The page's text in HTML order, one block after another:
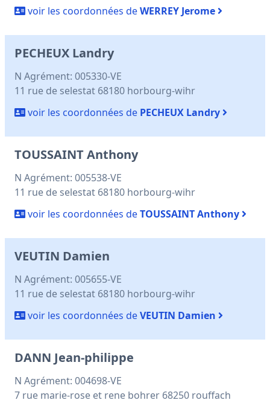
voir les coordonnées deWERREY Jerome
PECHEUX Landry
N Agrément: 005330-VE
11 rue de selestat 68180 horbourg-wihr
voir les coordonnées de PECHEUX Landry
TOUSSAINT Anthony
N Agrément: 005538-VE
11 rue de selestat 68180 horbourg-wihr
voir les coordonnées deTOUSSAINT Anthony
VEUTIN Damien
N Agrément: 005655-VE
11 rue de selestat 68180 horbourg-wihr
voir les coordonnées deVEUTIN Damien
DANN Jean-philippe
N Agrément: 004698-VE
7 rue marie-rose et rene bohrer 68250 rouffach